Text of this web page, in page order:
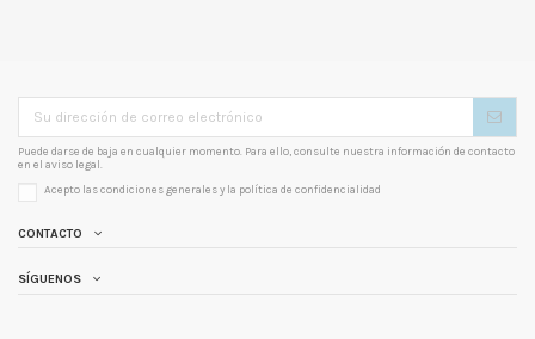
Puede darse de baja en cualquier momento. Para ello, consulte nuestra información de contacto
en el aviso legal.
Acepto las condiciones generales y la política de confidencialidad
CONTACTO
SÍGUENOS